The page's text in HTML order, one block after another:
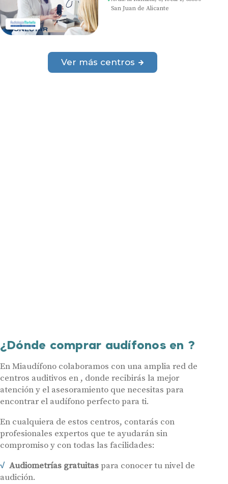
San Juan de Alicante
Ver más centros
¿Dónde comprar audífonos en ?
En Miaudífono colaboramos con una amplia red de
centros auditivos en , donde recibirás la mejor
atención y el asesoramiento que necesitas para
encontrar el audífono perfecto para ti.
En cualquiera de estos centros, contarás con
profesionales expertos que te ayudarán sin
compromiso y con todas las facilidades:
Audiometrías gratuitaspara conocer tu nivel de
audición.